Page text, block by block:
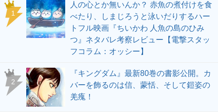
1
人の心とか無いんか？ 赤魚の煮付けを食
べたり、しまじろうと泳いだりするハー
トフル映画『ちいかわ 人魚の島のひみ
つ』ネタバレ考察レビュー【電撃スタッ
フコラム：オッシー】
2
『キングダム』最新80巻の書影公開。カ
バーを飾るのは信、蒙恬、そして鎧姿の
羌瘣！